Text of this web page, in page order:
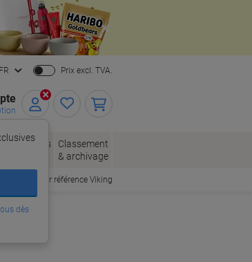
Close
FR Prix excl. TVA.
dès
Fournitures
Classement
& archivage
par référence Viking